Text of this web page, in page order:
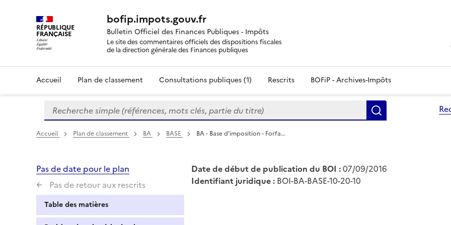
RÉPUBLIQUE
FRANÇAISE
bofip.impots.gouv.fr
Bulletin Officiel des Finances Publiques - Impôts
Le site des commentaires officiels des dispositions fiscales
de la direction générale des Finances publiques
Accueil Plan de classement Consultations publiques (1) Rescrits BOFiP - Archives-Impôts
Formulaire
de
recherche
Recherche simple (références, mots clés, partie du titre)
Accueil Plan de classement BA BASE BA - Base d'imposition - Forfa…
Pas de date pour le plan
Pas de retour aux rescrits
Table des matières
Date de début de publication du BOI :07/09/2016
Identifiant juridique : BOI-BA-BASE-10-20-10